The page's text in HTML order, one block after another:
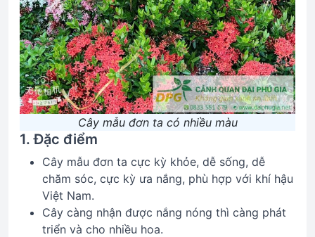
Cây mẫu đơn ta có nhiều màu
1. Đặc điểm
Cây mẫu đơn ta cực kỳ khỏe, dễ sống, dễ
chăm sóc, cực kỳ ưa nắng, phù hợp với khí hậu
Việt Nam.
Cây càng nhận được nắng nóng thì càng phát
triển và cho nhiều hoa.